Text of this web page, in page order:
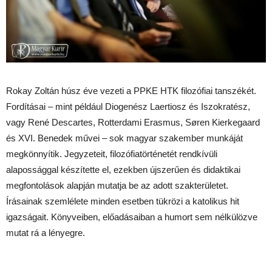
Rokay Zoltán húsz éve vezeti a PPKE HTK filozófiai tanszékét.
Fordításai – mint például Diogenész Laertiosz és Iszokratész,
vagy René Descartes, Rotterdami Erasmus, Søren Kierkegaard
és XVI. Benedek művei – sok magyar szakember munkáját
megkönnyítik. Jegyzeteit, filozófiatörténetét rendkívüli
alapossággal készítette el, ezekben újszerűen és didaktikai
megfontolások alapján mutatja be az adott szakterületet.
Írásainak szemlélete minden esetben tükrözi a katolikus hit
igazságait. Könyveiben, előadásaiban a humort sem nélkülözve
mutat rá a lényegre.